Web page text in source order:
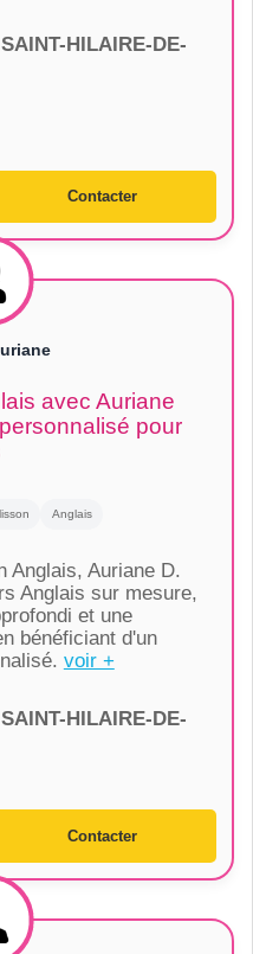
SAINT-HILAIRE-DE-
Contacter
avec Auriane
pour
Anglais
Anglais, Auriane D.
Anglais sur mesure,
et une
bénéficiant d'un
voir +
SAINT-HILAIRE-DE-
Contacter